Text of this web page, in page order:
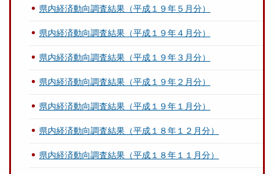
県内経済動向調査結果（平成１９年５月分）
県内経済動向調査結果（平成１９年４月分）
県内経済動向調査結果（平成１９年３月分）
県内経済動向調査結果（平成１９年２月分）
県内経済動向調査結果（平成１９年１月分）
県内経済動向調査結果（平成１８年１２月分）
県内経済動向調査結果（平成１８年１１月分）